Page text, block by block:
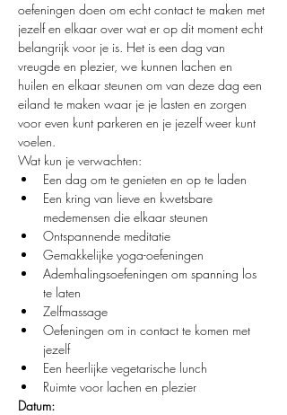
oefeningen doen om echt contact te maken met
jezelf en elkaar over wat er op dit moment echt
belangrijk voor je is. Het is een dag van
vreugde en plezier, we kunnen lachen en
huilen en elkaar steunen om van deze dag een
eiland te maken waar je je lasten en zorgen
voor even kunt parkeren en je jezelf weer kunt
voelen.
Wat kun je verwachten:
Een dag om te genieten en op te laden
Een kring van lieve en kwetsbare
medemensen die elkaar steunen
Ontspannende meditatie
Gemakkelijke yoga-oefeningen
Ademhalingsoefeningen om spanning los
te laten
Zelfmassage
Oefeningen om in contact te komen met
jezelf
Een heerlijke vegetarische lunch
Ruimte voor lachen en plezier
Datum: